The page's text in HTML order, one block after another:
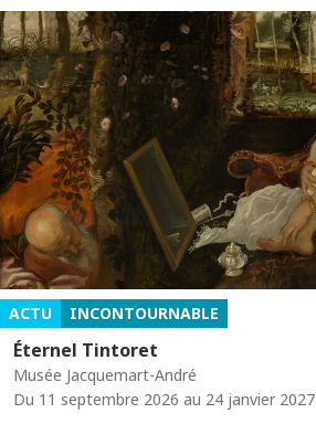
ACTU INCONTOURNABLE
Éternel Tintoret
Musée Jacquemart-André
Du 11 septembre 2026 au 24 janvier 2027